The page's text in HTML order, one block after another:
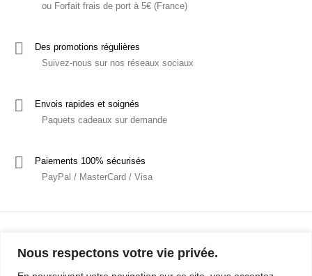
Nous respectons votre vie privée.
ou Forfait frais de port à 5€ (France)
Des promotions régulières
Suivez-nous sur nos réseaux sociaux
Envois rapides et soignés
Paquets cadeaux sur demande
Paiements 100% sécurisés
PayPal / MasterCard / Visa